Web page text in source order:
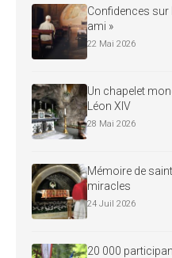
Confidences sur
ami »
22 Mai 2026
Un chapelet
Léon XIV
28 Mai 2026
Mémoire de
miracles
24 Juil 2026
20 000